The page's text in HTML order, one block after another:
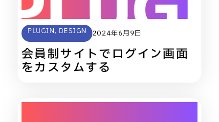
PLUGIN, DESIGN 2024年6月9日
会員制サイトでログイン画面
をカスタムする